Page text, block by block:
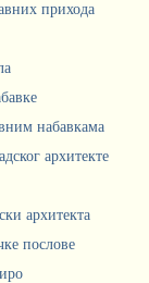
прихода
набавкама
архитекте
архитекта
послове